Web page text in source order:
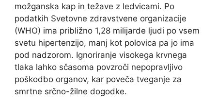
možganska kap in težave z ledvicami. Po
podatkih Svetovne zdravstvene organizacije
(WHO) ima približno 1,28 milijarde ljudi po vsem
svetu hipertenzijo, manj kot polovica pa jo ima
pod nadzorom. Ignoriranje visokega krvnega
tlaka lahko sčasoma povzroči nepopravljivo
poškodbo organov, kar poveča tveganje za
smrtne srčno-žilne dogodke.